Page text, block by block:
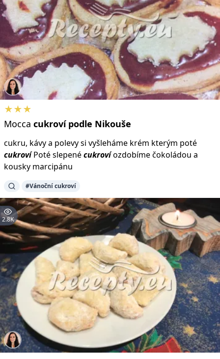
★★★
Mocca cukroví podle Nikouše
cukru, kávy a polevy si vyšleháme krém kterým poté
cukrovíPoté slepenécukrovíozdobíme čokoládou a
kousky marcipánu
#Vánoční cukroví
2.8K